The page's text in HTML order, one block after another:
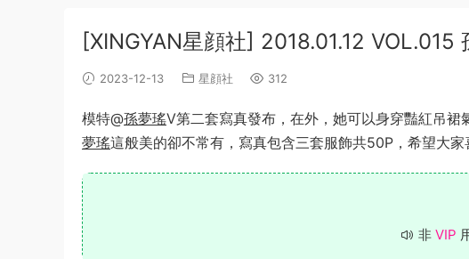
[XINGYAN星顔社] 2018.01.12 VOL.015
2023-12-13 星顔社 312
模特@孫夢瑤V第二套寫真發布，在外，她可以身穿豔紅吊
夢瑤這般美的卻不常有，寫真包含三套服飾共50P，希望大家
非 VIP